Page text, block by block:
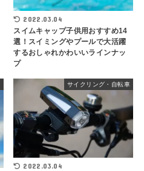
2022.03.04
スイムキャップ子供用おすすめ14
選！スイミングやプールで大活躍
するおしゃれかわいいラインナッ
プ
サイクリング・自転車
2022.03.04